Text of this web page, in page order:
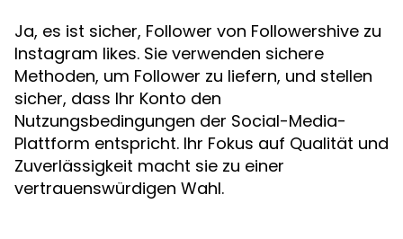
Ja, es ist sicher, Follower von Followershive zu
Instagram likes. Sie verwenden sichere
Methoden, um Follower zu liefern, und stellen
sicher, dass Ihr Konto den
Nutzungsbedingungen der Social-Media-
Plattform entspricht. Ihr Fokus auf Qualität und
Zuverlässigkeit macht sie zu einer
vertrauenswürdigen Wahl.